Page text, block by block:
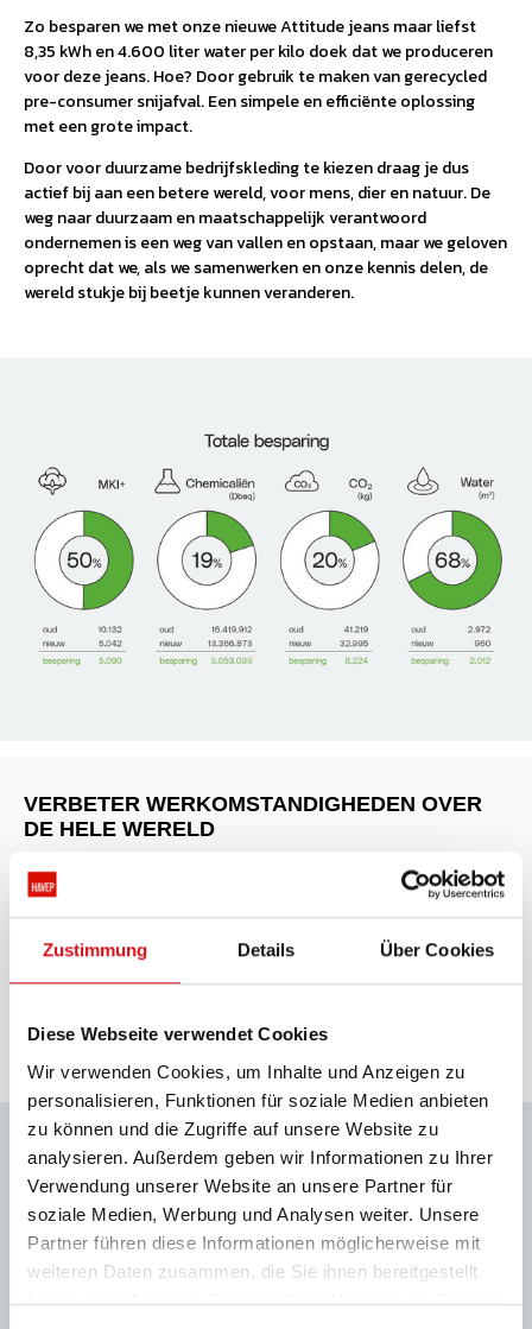
Zustimmung Details Über Cookies
Diese Webseite verwendet Cookies
Wir verwenden Cookies, um Inhalte und Anzeigen zu
personalisieren, Funktionen für soziale Medien anbieten
zu können und die Zugriffe auf unsere Website zu
analysieren. Außerdem geben wir Informationen zu Ihrer
Verwendung unserer Website an unsere Partner für
soziale Medien, Werbung und Analysen weiter. Unsere
Partner führen diese Informationen möglicherweise mit
weiteren Daten zusammen, die Sie ihnen bereitgestellt
haben oder die sie im Rahmen Ihrer Nutzung der Dienste
Zo besparen we met onze nieuwe Attitude jeans maar liefst
8,35 kWh en 4.600 liter water per kilo doek dat we produceren
voor deze jeans. Hoe? Door gebruik te maken van gerecycled
pre-consumer snijafval. Een simpele en efficiënte oplossing
met een grote impact.
Door voor duurzame bedrijfskleding te kiezen draag je dus
actief bij aan een betere wereld, voor mens, dier en natuur. De
weg naar duurzaam en maatschappelijk verantwoord
ondernemen is een weg van vallen en opstaan, maar we geloven
oprecht dat we, als we samenwerken en onze kennis delen, de
wereld stukje bij beetje kunnen veranderen.
VERBETER WERKOMSTANDIGHEDEN OVER
DE HELE WERELD
ateliers te maken, zodat we de juiste werkomstandigheden
kunnen garanderen. Elke dag leren we bij op dit vlak en trachten
binnen de textielindustrie, zoals kinderarbeid en kies voor